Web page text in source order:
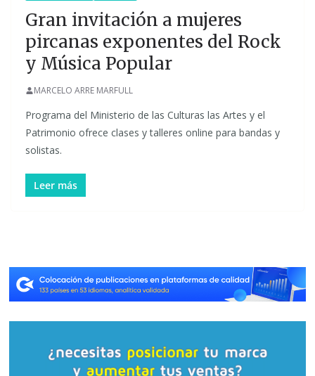
Gran invitación a mujeres
pircanas exponentes del Rock
y Música Popular
MARCELO ARRE MARFULL
Programa del Ministerio de las Culturas las Artes y el
Patrimonio ofrece clases y talleres online para bandas y
solistas.
Leer más